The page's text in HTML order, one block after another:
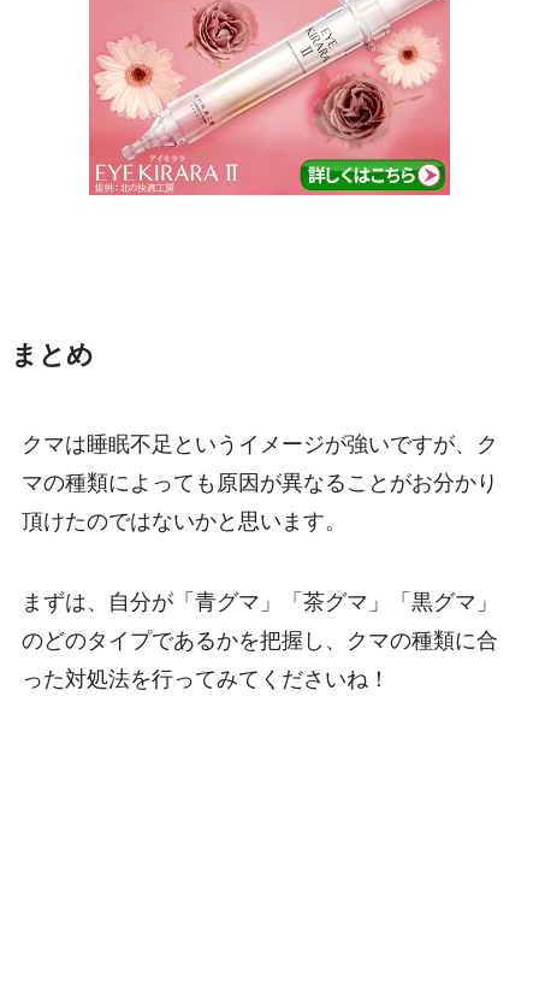
まとめ
クマは睡眠不足というイメージが強いですが、ク
マの種類によっても原因が異なることがお分かり
頂けたのではないかと思います。
まずは、自分が「青グマ」「茶グマ」「黒グマ」
のどのタイプであるかを把握し、クマの種類に合
った対処法を行ってみてくださいね！